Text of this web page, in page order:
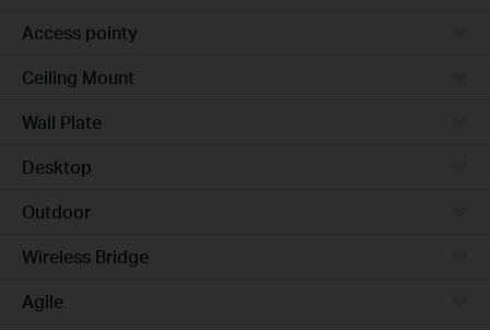
Access pointy
Ceiling Mount
Wall Plate
Desktop
Outdoor
Wireless Bridge
Agile